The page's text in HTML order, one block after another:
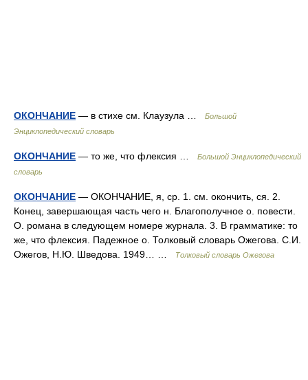
ОКОНЧАНИЕ — в стихе см. Клаузула …
Большой
Энциклопедический словарь
ОКОНЧАНИЕ — то же, что флексия …
Большой Энциклопедический
словарь
ОКОНЧАНИЕ — ОКОНЧАНИЕ, я, ср. 1. см. окончить, ся. 2.
Конец, завершающая часть чего н. Благополучное о. повести.
О. романа в следующем номере журнала. 3. В грамматике: то
же, что флексия. Падежное о. Толковый словарь Ожегова. С.И.
Ожегов, Н.Ю. Шведова. 1949… …
Толковый словарь Ожегова